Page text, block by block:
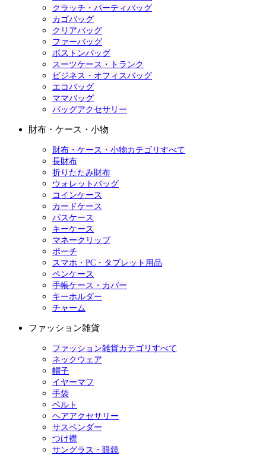
クラッチ・パーティバッグ
カゴバッグ
クリアバッグ
ファーバッグ
ボストンバッグ
スーツケース・トランク
ビジネス・オフィスバッグ
エコバッグ
ママバッグ
バッグアクセサリー
財布・ケース・小物
財布・ケース・小物カテゴリすべて
長財布
折りたたみ財布
ウォレットバッグ
コインケース
カードケース
パスケース
キーケース
マネークリップ
ポーチ
スマホ・PC・タブレット用品
ペンケース
手帳ケース・カバー
キーホルダー
チャーム
ファッション雑貨
ファッション雑貨カテゴリすべて
ネックウェア
帽子
イヤーマフ
手袋
ベルト
ヘアアクセサリー
サスペンダー
つけ襟
サングラス・眼鏡